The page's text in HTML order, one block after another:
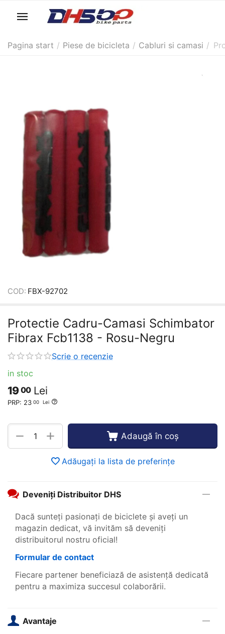
Pagina start / Piese de bicicleta / Cabluri si camasi /
COD: FBX-92702
Protectie Cadru-Camasi Schimbator
Fibrax Fcb1138 - Rosu-Negru
Scrie o recenzie
in stoc
1900 Lei
PRP: 23 00 Lei
+
− Adaugă în coș
Adăugați la lista de preferințe
Deveniți Distribuitor DHS
Dacă sunteți pasionați de biciclete și aveți un
magazin dedicat, vă invităm să deveniți
distribuitorul nostru oficial!
Formular de contact
Fiecare partener beneficiază de asistență dedicată
pentru a maximiza succesul colaborării.
Avantaje